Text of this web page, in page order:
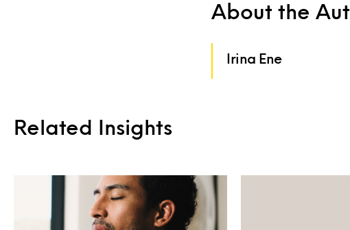
About the
Irina Ene
Related Insights